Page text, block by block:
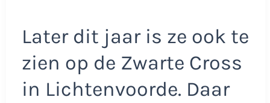
Later dit jaar is ze ook te
zien op de Zwarte Cross
in Lichtenvoorde. Daar